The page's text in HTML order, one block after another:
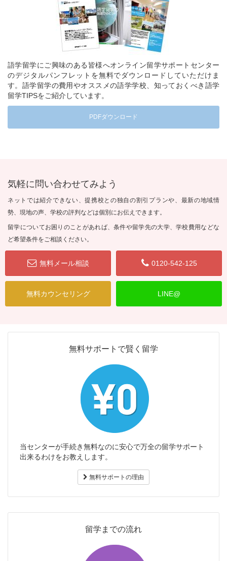
語学留学にご興味のある皆様へオンライン留学サポートセンター
のデジタルパンフレットを無料でダウンロードしていただけま
す。語学留学の費用やオススメの語学学校、知っておくべき語学
留学TIPSをご紹介しています。
PDFダウンロード
気軽に問い合わせてみよう
ネットでは紹介できない、提携校との独自の割引プランや、最新の地域情
勢、現地の声、学校の評判などは個別にお伝えできます。
留学についてお困りのことがあれば、条件や留学先の大学、学校費用などな
ど希望条件をご相談ください。
無料メール相談 0120-542-125
無料カウンセリング LINE@
無料サポートで賢く留学
当センターが手続き無料なのに安心で万全の留学サポート
出来るわけをお教えします。
無料サポートの理由
留学までの流れ